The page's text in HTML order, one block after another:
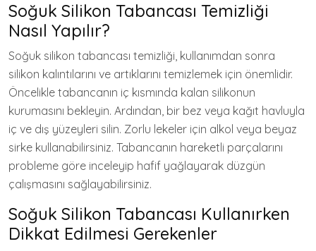
Soğuk Silikon Tabancası Temizliği
Nasıl Yapılır?
Soğuk silikon tabancası temizliği, kullanımdan sonra
silikon kalıntılarını ve artıklarını temizlemek için önemlidir.
Öncelikle tabancanın iç kısmında kalan silikonun
kurumasını bekleyin. Ardından, bir bez veya kağıt havluyla
iç ve dış yüzeyleri silin. Zorlu lekeler için alkol veya beyaz
sirke kullanabilirsiniz. Tabancanın hareketli parçalarını
probleme göre inceleyip hafif yağlayarak düzgün
çalışmasını sağlayabilirsiniz.
Soğuk Silikon Tabancası Kullanırken
Dikkat Edilmesi Gerekenler